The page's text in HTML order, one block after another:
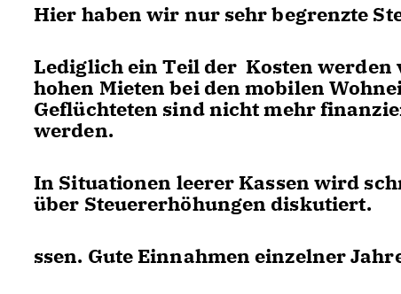
Hier haben wir nur sehr begrenzte
Lediglich ein Teil der Kosten werden
hohen Mieten bei den mobilen
Geflüchteten sind nicht mehr
werden.
In Situationen leerer Kassen wird
über Steuererhöhungen diskutiert.
ssen. Gute Einnahmen einzelner